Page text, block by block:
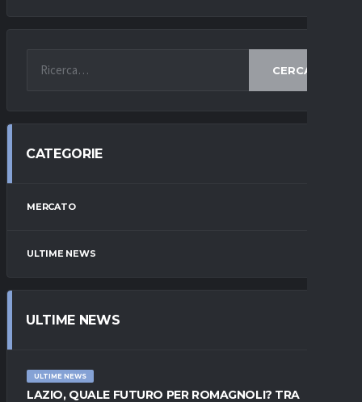
CERCA
CATEGORIE
MERCATO
ULTIME NEWS
ULTIME NEWS
ULTIME NEWS
LAZIO, QUALE FUTURO PER ROMAGNOLI? TRA